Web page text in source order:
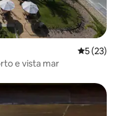
5 de uma
5 (23)
e vista mar
hóspedes